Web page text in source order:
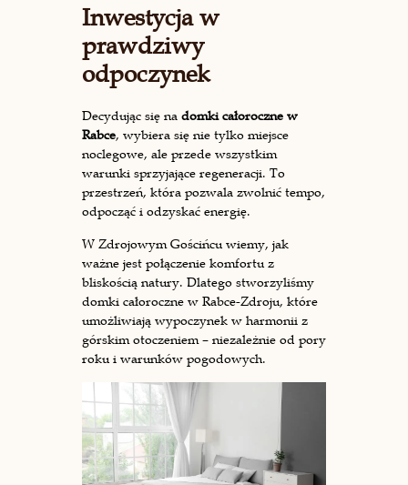
Inwestycja w
prawdziwy
odpoczynek
Decydując się na domki całoroczne w
Rabce, wybiera się nie tylko miejsce
noclegowe, ale przede wszystkim
warunki sprzyjające regeneracji. To
przestrzeń, która pozwala zwolnić tempo,
odpocząć i odzyskać energię.
W Zdrojowym Gościńcu wiemy, jak
ważne jest połączenie komfortu z
bliskością natury. Dlatego stworzyliśmy
domki całoroczne w Rabce-Zdroju, które
umożliwiają wypoczynek w harmonii z
górskim otoczeniem – niezależnie od pory
roku i warunków pogodowych.